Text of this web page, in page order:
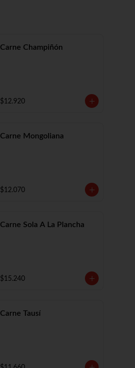
Carne Champiñón
$12.920
Carne Mongoliana
$12.070
Carne Sola A La Plancha
$15.240
Carne Tausí